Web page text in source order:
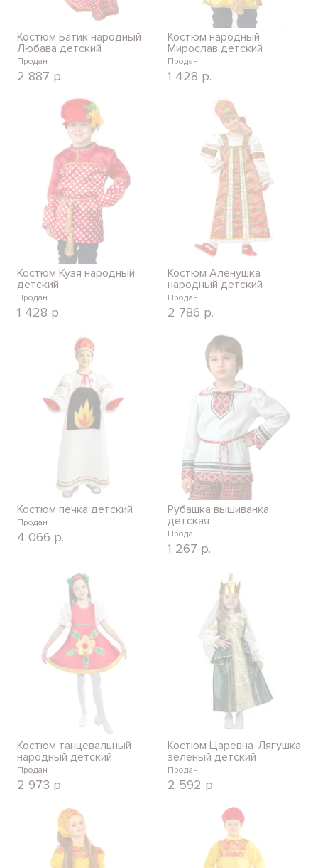
Костюм Батик народный
Любава детский
Продан
2 887 р.
Костюм народный
Мирослав детский
Продан
1 428 р.
Костюм Кузя народный
детский
Продан
1 428 р.
Костюм Аленушка
народный детский
Продан
2 786 р.
Костюм печка детский
Продан
4 066 р.
Рубашка вышиванка
детская
Продан
1 267 р.
Костюм танцевальный
народный детский
Продан
2 973 р.
Костюм Царевна-Лягушка
зелёный детский
Продан
2 592 р.